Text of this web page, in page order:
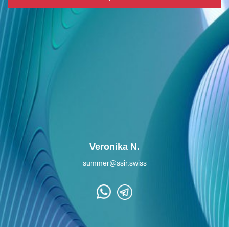
Veronika N.
summer@ssir.swiss